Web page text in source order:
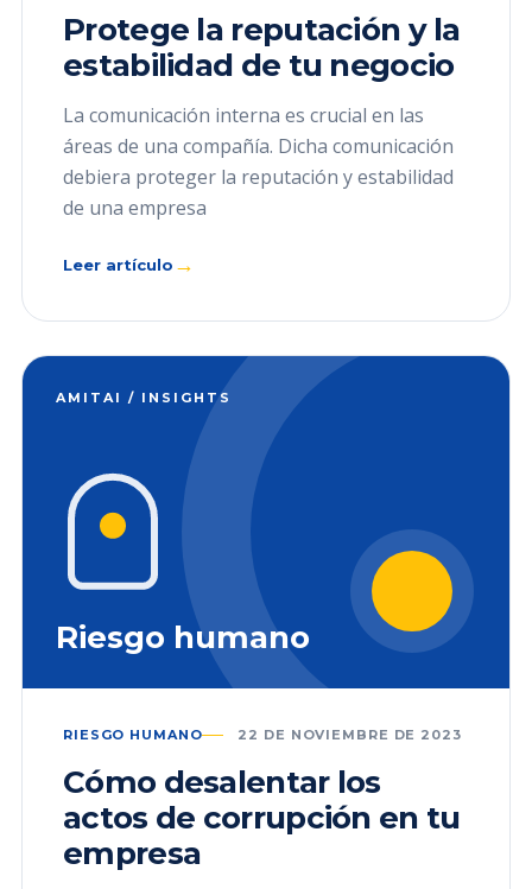
Protege la reputación y la
estabilidad de tu negocio
La comunicación interna es crucial en las
áreas de una compañía. Dicha comunicación
debiera proteger la reputación y estabilidad
de una empresa
Leer artículo →
AMITAI / INSIGHTS
Riesgo humano
RIESGO HUMANO 22 DE NOVIEMBRE DE 2023
Cómo desalentar los
actos de corrupción en tu
empresa